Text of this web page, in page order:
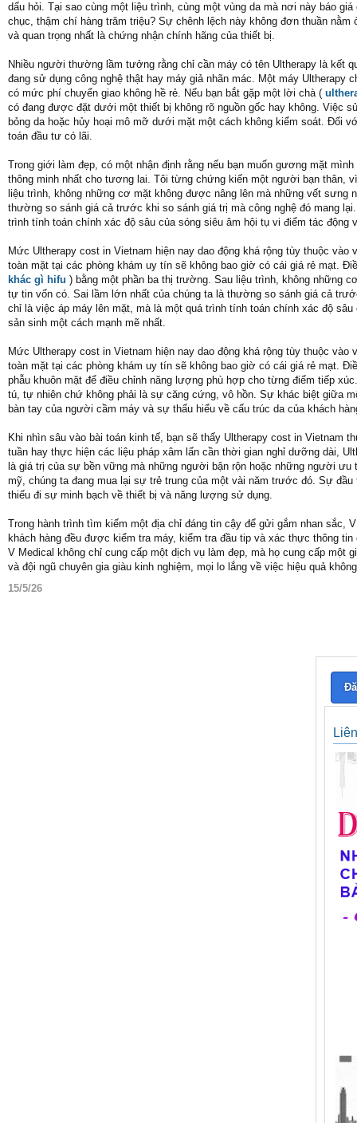
dấu hỏi. Tại sao cùng một liệu trình, cùng một vùng da mà nơi này báo
chục, thậm chí hàng trăm triệu? Sự chênh lệch này không đơn thuần
và quan trọng nhất là chứng nhận chính hãng của thiết bị.
Nhiều người thường lầm tưởng rằng chỉ cần máy có tên Ultherapy là kết
đang sử dụng công nghệ thật hay máy giả nhãn mác. Một máy
có mức phí chuyển giao không hề rẻ. Nếu bạn bắt gặp một lời chà (
có đang được đặt dưới một thiết bị không rõ nguồn gốc hay không. Việc
bỏng da hoặc hủy hoại mô mỡ dưới mặt một cách không kiểm soát. Đối
toán đầu tư có lãi.
Trong giới làm đẹp, có một nhận định rằng nếu bạn muốn gương mặt
thông minh nhất cho tương lai. Tôi từng chứng kiến một người bạn thân,
liệu trình, không những cơ mặt không được nâng lên mà những vết
thường so sánh giá cả trước khi so sánh giá trị mà công nghệ đó mang
trình tính toán chính xác độ sâu của sóng siêu âm hội tụ vi điểm tác
Mức Ultherapy cost in Vietnam hiện nay dao động khá rộng tùy thuộc
toàn mặt tại các phòng khám uy tín sẽ không bao giờ có cái giá rẻ mạt.
khác gì hifu ) bằng một phần ba thị trường. Sau liệu trình, không những
tự tin vốn có. Sai lầm lớn nhất của chúng ta là thường so sánh giá cả
chỉ là việc áp máy lên mặt, mà là một quá trình tính toán chính xác độ
sản sinh một cách mạnh mẽ nhất.
Mức Ultherapy cost in Vietnam hiện nay dao động khá rộng tùy thuộc
toàn mặt tại các phòng khám uy tín sẽ không bao giờ có cái giá rẻ mạt.
phẫu khuôn mặt để điều chỉnh năng lượng phù hợp cho từng điểm tiếp
tú, tự nhiên chứ không phải là sự căng cứng, vô hồn. Sự khác biệt giữa
bàn tay của người cầm máy và sự thấu hiểu về cấu trúc da của khách
Khi nhìn sâu vào bài toán kinh tế, bạn sẽ thấy Ultherapy cost in Vietnam
tuần hay thực hiện các liệu pháp xâm lấn cần thời gian nghỉ dưỡng dài,
là giá trị của sự bền vững mà những người bận rộn hoặc những người
mỹ, chúng ta đang mua lại sự trẻ trung của một vài năm trước đó. Sự
thiếu đi sự minh bạch về thiết bị và năng lượng sử dụng.
Trong hành trình tìm kiếm một địa chỉ đáng tin cậy để gửi gắm nhan sắc,
khách hàng đều được kiểm tra máy, kiểm tra đầu tip và xác thực thông
V Medical không chỉ cung cấp một dịch vụ làm đẹp, mà họ cung cấp
và đội ngũ chuyên gia giàu kinh nghiệm, mọi lo lắng về việc hiệu quả
15/5/26